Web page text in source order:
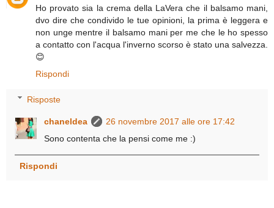
Ho provato sia la crema della LaVera che il balsamo mani,
dvo dire che condivido le tue opinioni, la prima è leggera e
non unge mentre il balsamo mani per me che le ho spesso
a contatto con l'acqua l'inverno scorso è stato una salvezza.
😊
Rispondi
Risposte
chaneldea
26 novembre 2017 alle ore 17:42
Sono contenta che la pensi come me :)
Rispondi